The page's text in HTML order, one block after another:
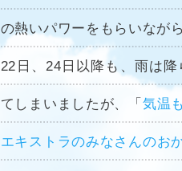
の熱いパワーをもらいなが
22日、24日以降も、雨は
てしまいましたが、「 気温
エキストラのみなさんのお